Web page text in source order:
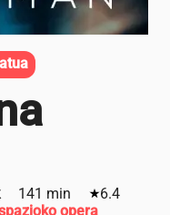
141 min
6.4
opera